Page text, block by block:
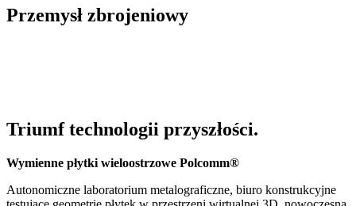
Przemysł zbrojeniowy
Triumf technologii przyszłości.
Wymienne płytki wieloostrzowe Polcomm®
Autonomiczne laboratorium metalograficzne, biuro konstrukcyjne